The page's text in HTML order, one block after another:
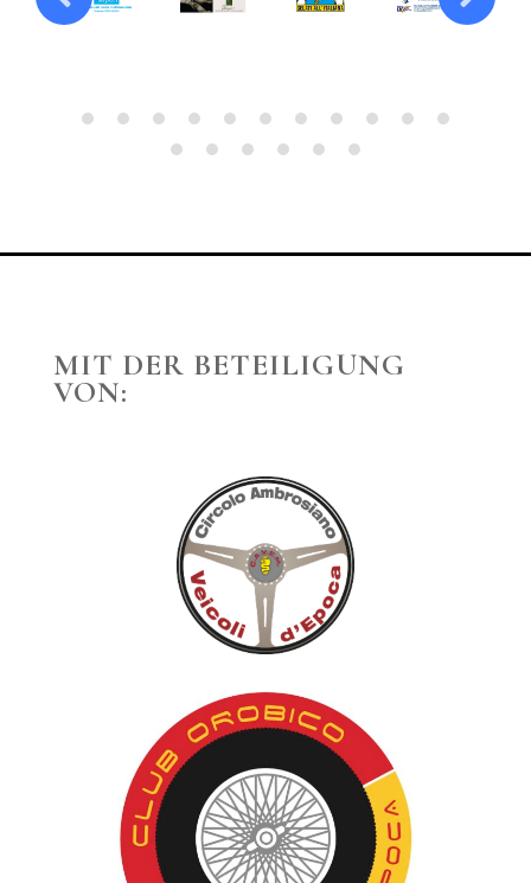
MIT DER BETEILIGUNG
VON: